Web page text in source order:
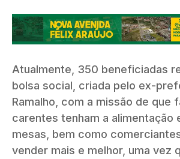
Atualmente, 350 beneficiadas
bolsa social, criada pelo ex-
Ramalho, com a missão de que
carentes tenham a alimentação
mesas, bem como
vender mais e melhor, uma vez